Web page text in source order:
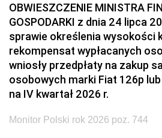
OBWIESZCZENIE MINISTRA
GOSPODARKI z dnia 24 lipca
sprawie określenia wysokości
rekompensat wypłacanych
wniosły przedpłaty na zakup
osobowych marki Fiat 126p lub
na IV kwartał 2026 r.
Monitor Polski rok 2026 poz. 744